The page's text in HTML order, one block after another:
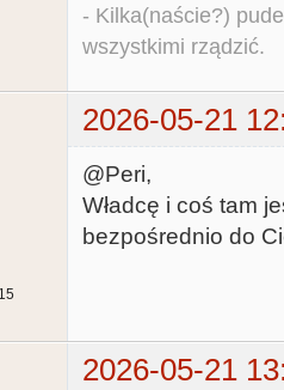
- Kilka(naście?)
wszystkimi rządzić.
2026-05-21
@Peri,
Władcę i coś tam
bezpośrednio do
2026-05-21